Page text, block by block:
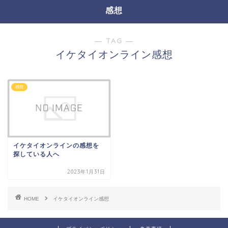
感想
― TAG ―
イケタイオンライン感想
感想
イケタイオンラインの感想を
探している人へ
2023年1月31日
HOME イケタイオンライン感想